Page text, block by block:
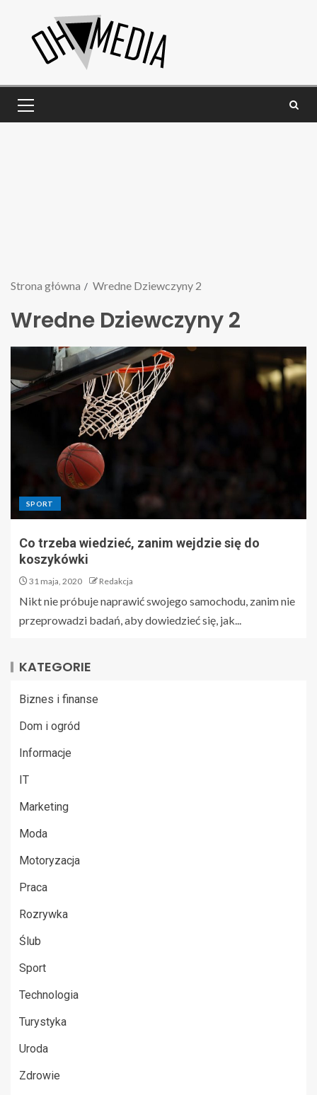
Strona główna Wredne Dziewczyny 2
Wredne Dziewczyny 2
SPORT
Co trzeba wiedzieć, zanim wejdzie się do
koszykówki
31 maja, 2020 Redakcja
Nikt nie próbuje naprawić swojego samochodu, zanim nie
przeprowadzi badań, aby dowiedzieć się, jak...
KATEGORIE
Biznes i finanse
Dom i ogród
Informacje
IT
Marketing
Moda
Motoryzacja
Praca
Rozrywka
Ślub
Sport
Technologia
Turystyka
Uroda
Zdrowie